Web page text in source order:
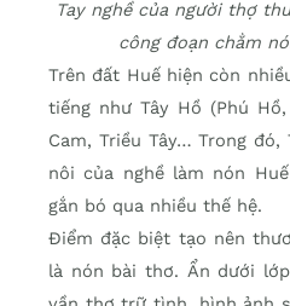
Tay nghề của người thợ
công đoạn chằm
Trên đất Huế hiện còn
tiếng như Tây Hồ (Phú
Cam, Triều Tây… Trong
nôi của nghề làm nón
gắn bó qua nhiều thế hệ.
Điểm đặc biệt tạo nên
là nón bài thơ. Ẩn dưới